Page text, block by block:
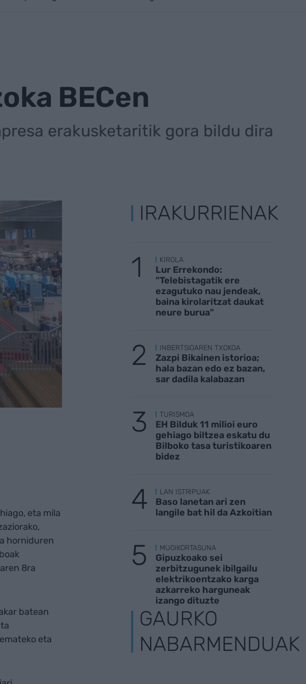
BECen
erakusketaritik gora bildu dira
eta mila
horniduren
8ra
batean
eta
IRAKURRIENAK
KIROLA
Lur Errekondo:
"Telebistagatik ere
ezagutuko nau jendeak,
baina kirolaritzat daukat
neure burua"
INBERTSIOAREN TXOKOA
Zazpi Bikainen istorioa;
hala bazan edo ez bazan,
sar dadila kalabazan
TURISMOA
EH Bilduk 11 milioi euro
gehiago biltzea eskatu du
Bilboko tasa turistikoaren
bidez
LAN ISTRIPUAK
Baso lanetan ari zen
langile bat hil da Azkoitian
MUGIKORTASUNA
Gipuzkoako sei
zerbitzugunek ibilgailu
elektrikoentzako karga
azkarreko harguneak
izango dituzte
GAURKO
NABARMENDUAK